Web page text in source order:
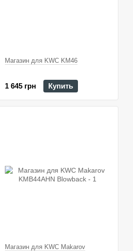
Магазин для KWC KM46
1 645 грн Купить
Магазин для KWC Makarov